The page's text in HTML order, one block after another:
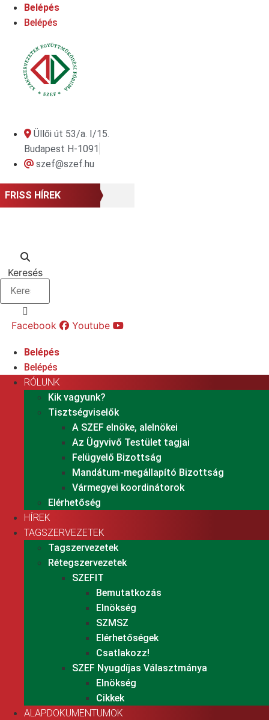
UgrásBelépés
Belépés
Üllői út 53/a. I/15.
Budapest H-1091
szef@szef.hu
FRISS HÍREK
Keresés
Facebook Youtube
Belépés
Belépés
RÓLUNK
Kik vagyunk?
Tisztségviselők
A SZEF elnöke, alelnökei
Az Ügyvivő Testület tagjai
Felügyelő Bizottság
Mandátum-megállapító Bizottság
Vármegyei koordinátorok
Elérhetőség
HÍREK
TAGSZERVEZETEK
Tagszervezetek
Rétegszervezetek
SZEFIT
Bemutatkozás
Elnökség
SZMSZ
Elérhetőségek
Csatlakozz!
SZEF Nyugdíjas Választmánya
Elnökség
Cikkek
ALAPDOKUMENTUMOK